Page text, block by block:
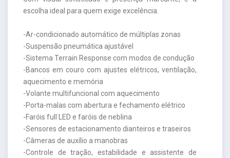
escolha ideal para quem exige excelência.
-Ar-condicionado automático de múltiplas zonas
-Suspensão pneumática ajustável
-Sistema Terrain Response com modos de condução
-Bancos em couro com ajustes elétricos, ventilação,
aquecimento e memória
-Volante multifuncional com aquecimento
-Porta-malas com abertura e fechamento elétrico
-Faróis full LED e faróis de neblina
-Sensores de estacionamento dianteiros e traseiros
-Câmeras de auxílio a manobras
-Controle de tração, estabilidade e assistente de